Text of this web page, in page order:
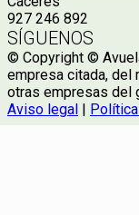
927 246 892
SÍGUENOS
© Copyright ©
empresa citada, del
otras empresas del
Aviso legal |